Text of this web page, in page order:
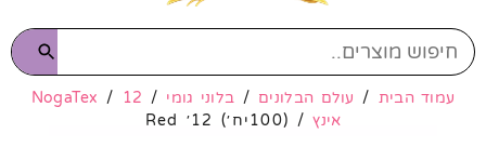
עמוד הבית / עולם הבלונים / בלוני גומי /
NogaTex /
12
אינץ/ (100יח׳) 12׳ Red